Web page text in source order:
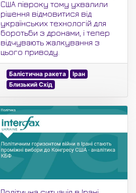
США півроку тому ухвалили
рішення відмовитися від
українських технологій для
боротьби з дронами, і тепер
відчувають жалкування з
цього приводу.
Балістична ракета
Іран
Близький Схід